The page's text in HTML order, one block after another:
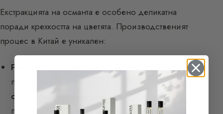
Екстракцията на османта е особено деликатна
поради крехкостта на цветята. Производственият
процес в Китай е уникален:
Реколта и Консервация:Цветята — бързо
повяхващи — се потапят в баня от разтвор на
сол
(солен разтвор) за консервиране,
позволяващо производство, разпределено в